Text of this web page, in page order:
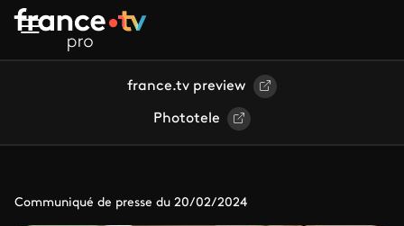
Aller au contenu principal
france.tv preview
Phototele
Communiqué de presse du 20/02/2024